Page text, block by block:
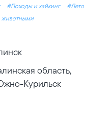
#Походы и хайкинг
#Лето
животными
область,
Курильск